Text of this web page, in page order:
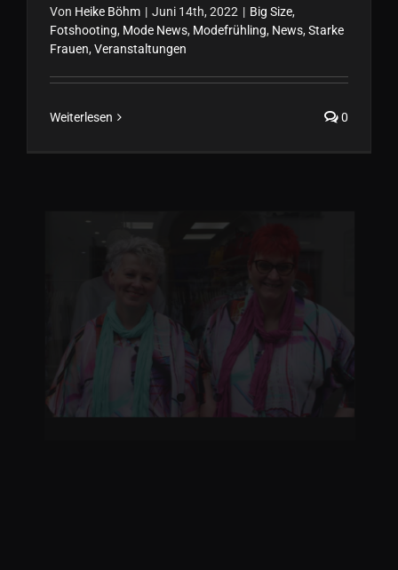
Von Heike Böhm | Juni 14th, 2022 | Big Size,
Fotshooting, Mode News, Modefrühling, News, Starke
Frauen, Veranstaltungen
Weiterlesen 0
Farbig und bunt, das ist der
Sommer bei Formvollendet